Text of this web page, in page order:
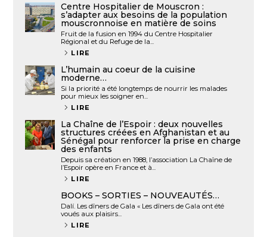
Centre Hospitalier de Mouscron :
s’adapter aux besoins de la population
mouscronnoise en matière de soins
Fruit de la fusion en 1994 du Centre Hospitalier
Régional et du Refuge de la...
LIRE
L’humain au coeur de la cuisine
moderne…
Si la priorité a été longtemps de nourrir les malades
pour mieux les soigner en...
LIRE
La Chaîne de l’Espoir : deux nouvelles
structures créées en Afghanistan et au
Sénégal pour renforcer la prise en charge
des enfants
Depuis sa création en 1988, l’association La Chaîne de
l’Espoir opère en France et à...
LIRE
BOOKS – SORTIES – NOUVEAUTÉS…
Dalí. Les dîners de Gala « Les dîners de Gala ont été
voués aux plaisirs...
LIRE